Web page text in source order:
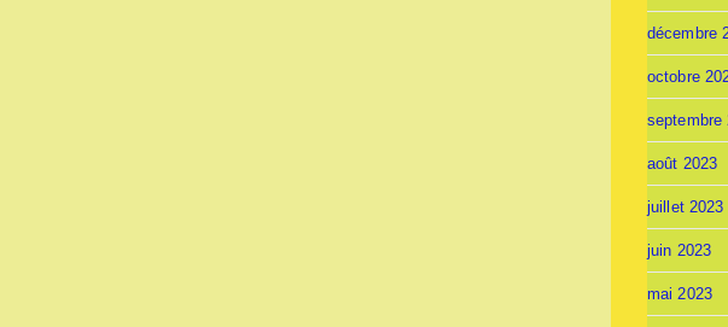
décembre
octobre
septembre
août 2023
juillet 2023
juin 2023
mai 2023